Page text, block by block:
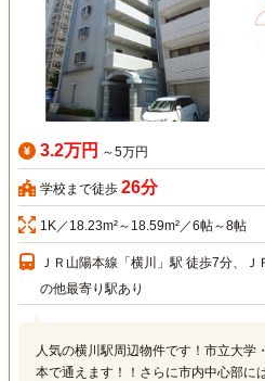
3.2万円 ～5万円
学校まで徒歩 26分
1K／18.23m²～18.59m²／6帖～8帖
ＪＲ山陽本線「横川」駅 徒歩7分、
の他最寄り駅あり
人気の横川駅周辺物件です！市立大学
本で通えます！！さらに市内中心部に